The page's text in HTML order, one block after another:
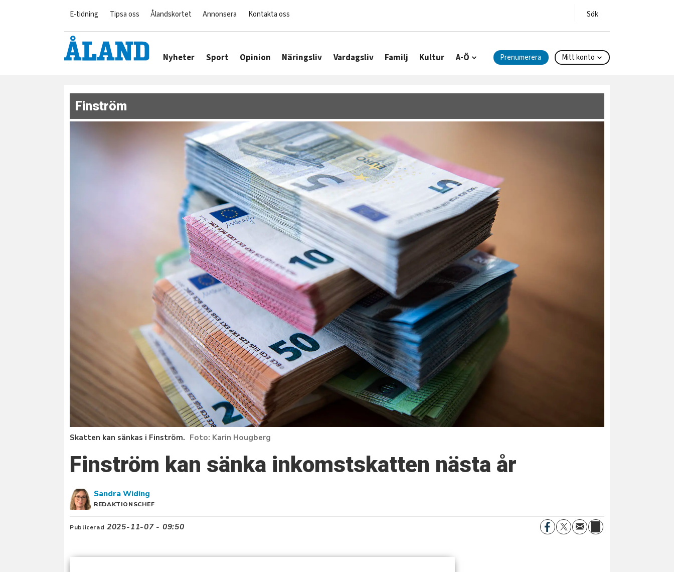
E-tidning Tipsa oss Ålandskortet Annonsera Kontakta oss
Nyheter Sport Opinion Näringsliv Vardagsliv Familj Kultur A-Ö Prenumerera Mitt konto
Finström
Skatten kan sänkas i Finström. Karin Hougberg
Finström kan sänka inkomstskatten nästa år
Sandra Widing
REDAKTIONSCHEF
Publicerad 2025-11-07 - 09:50